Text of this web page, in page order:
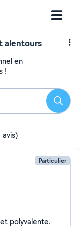
alentours
en
!
avis)
Particulier